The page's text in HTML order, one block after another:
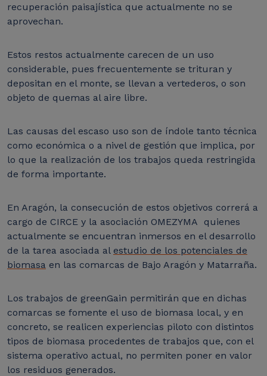
recuperación paisajística que actualmente no se
aprovechan.
Estos restos actualmente carecen de un uso
considerable, pues frecuentemente se trituran y
depositan en el monte, se llevan a vertederos, o son
objeto de quemas al aire libre.
Las causas del escaso uso son de índole tanto técnica
como económica o a nivel de gestión que implica, por
lo que la realización de los trabajos queda restringida
de forma importante.
En Aragón, la consecución de estos objetivos correrá a
cargo de CIRCE y la asociación OMEZYMA quienes
actualmente se encuentran inmersos en el desarrollo
de la tarea asociada al estudio de los potenciales de
biomasa en las comarcas de Bajo Aragón y Matarraña.
Los trabajos de greenGain permitirán que en dichas
comarcas se fomente el uso de biomasa local, y en
concreto, se realicen experiencias piloto con distintos
tipos de biomasa procedentes de trabajos que, con el
sistema operativo actual, no permiten poner en valor
los residuos generados.